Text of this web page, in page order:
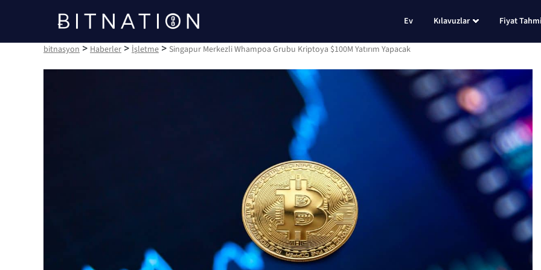
bitnasyon
Ev Kılavuzlar Fiyat
bitnasyon > Haberler > İşletme > Singapur Merkezli Whampoa Grubu Kriptoya $100M Yatırım Yapacak